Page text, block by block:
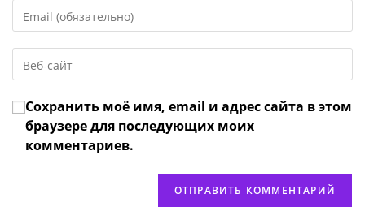
или
имя
чтобы
прокомментировать
свой
адрес,
чтобы
URL
веб-
сайта
(необязательно)
Сохранить моё имя, email и адрес сайта в этом
браузере для последующих моих
комментариев.